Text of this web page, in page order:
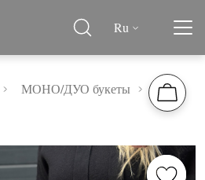
Ru
МОНО/ДУО букеты